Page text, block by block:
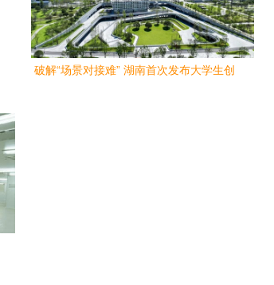
破解“场景对接难” 湖南首次发布大学生创